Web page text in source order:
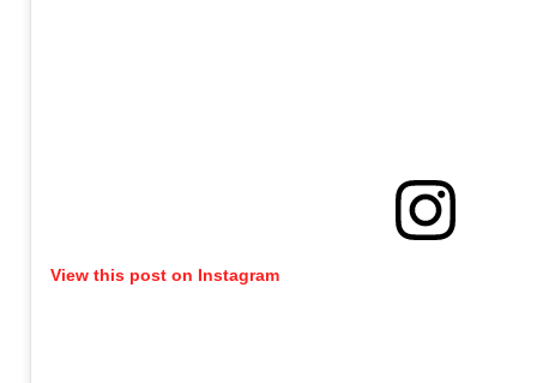
View this post on Instagram